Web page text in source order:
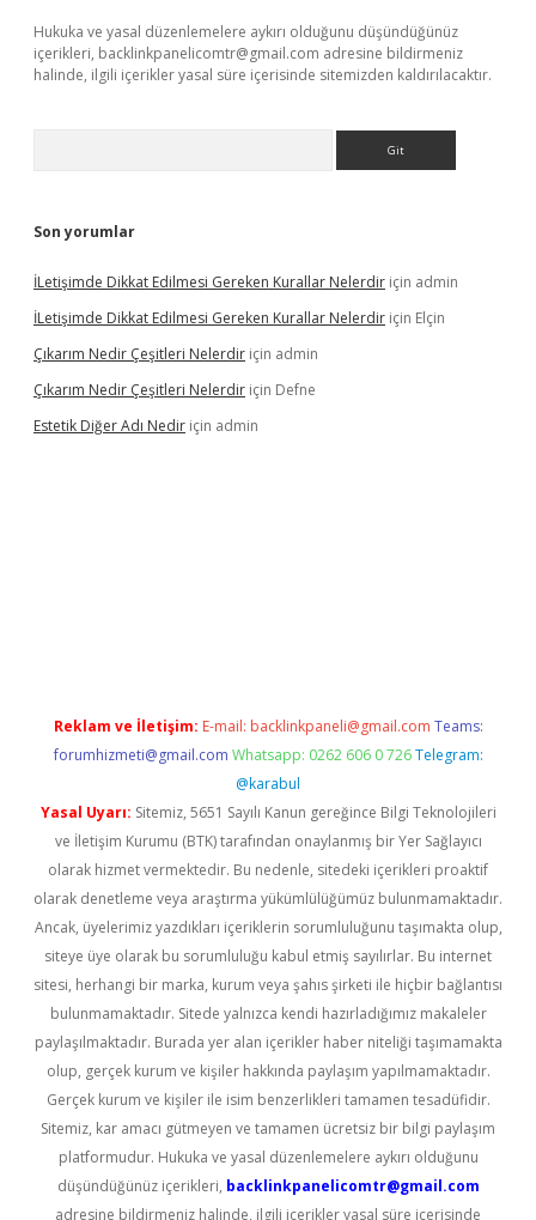
Hukuka ve yasal düzenlemelere aykırı olduğunu düşündüğünüz
içerikleri, backlinkpanelicomtr@gmail.com adresine bildirmeniz
halinde, ilgili içerikler yasal süre içerisinde sitemizden kaldırılacaktır.
Son yorumlar
İLetişimde Dikkat Edilmesi Gereken Kurallar Nelerdir için admin
İLetişimde Dikkat Edilmesi Gereken Kurallar Nelerdir için Elçin
Çıkarım Nedir Çeşitleri Nelerdir için admin
Çıkarım Nedir Çeşitleri Nelerdir için Defne
Estetik Diğer Adı Nedir için admin
Reklam ve İletişim: E-mail: backlinkpaneli@gmail.com Teams:
forumhizmeti@gmail.com Whatsapp: 0262 606 0 726 Telegram:
@karabul
Yasal Uyarı: Sitemiz, 5651 Sayılı Kanun gereğince Bilgi Teknolojileri
ve İletişim Kurumu (BTK) tarafından onaylanmış bir Yer Sağlayıcı
olarak hizmet vermektedir. Bu nedenle, sitedeki içerikleri proaktif
olarak denetleme veya araştırma yükümlülüğümüz bulunmamaktadır.
Ancak, üyelerimiz yazdıkları içeriklerin sorumluluğunu taşımakta olup,
siteye üye olarak bu sorumluluğu kabul etmiş sayılırlar. Bu internet
sitesi, herhangi bir marka, kurum veya şahıs şirketi ile hiçbir bağlantısı
bulunmamaktadır. Sitede yalnızca kendi hazırladığımız makaleler
paylaşılmaktadır. Burada yer alan içerikler haber niteliği taşımamakta
olup, gerçek kurum ve kişiler hakkında paylaşım yapılmamaktadır.
Gerçek kurum ve kişiler ile isim benzerlikleri tamamen tesadüfidir.
Sitemiz, kar amacı gütmeyen ve tamamen ücretsiz bir bilgi paylaşım
platformudur. Hukuka ve yasal düzenlemelere aykırı olduğunu
düşündüğünüz içerikleri, backlinkpanelicomtr@gmail.com
adresine bildirmeniz halinde, ilgili içerikler yasal süre içerisinde